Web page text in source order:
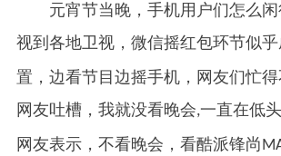
元宵节当晚，手机用户们怎么
视到各地卫视，微信摇红包环节似乎
置，边看节目边摇手机，网友们忙
网友吐槽，我就没看晚会,一直在低
网友表示，不看晚会，看酷派锋尚